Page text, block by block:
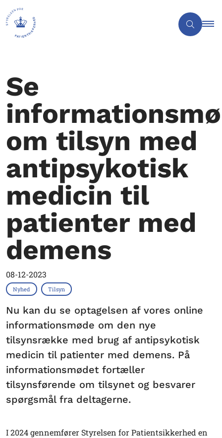
Se
om tilsyn med
antipsykotisk
medicin til
patienter med
demens
08-12-2023
Nyhed Tilsyn
Nu kan du se optagelsen af vores online
informationsmøde om den nye
tilsynsrække med brug af antipsykotisk
medicin til patienter med demens. På
informationsmødet fortæller
tilsynsførende om tilsynet og besvarer
spørgsmål fra deltagerne.
I 2024 gennemfører Styrelsen for Patientsikkerhed en